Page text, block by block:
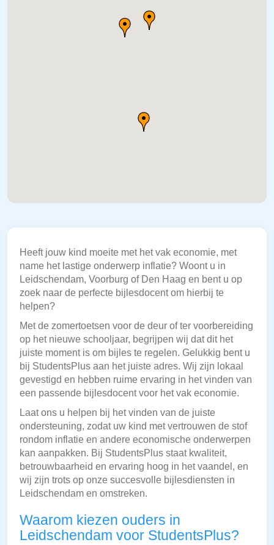
Heeft jouw kind moeite met het vak economie, met
name het lastige onderwerp inflatie? Woont u in
Leidschendam, Voorburg of Den Haag en bent u op
zoek naar de perfecte bijlesdocent om hierbij te
helpen?
Met de zomertoetsen voor de deur of ter voorbereiding
op het nieuwe schooljaar, begrijpen wij dat dit het
juiste moment is om bijles te regelen. Gelukkig bent u
bij StudentsPlus aan het juiste adres. Wij zijn lokaal
gevestigd en hebben ruime ervaring in het vinden van
een passende bijlesdocent voor het vak economie.
Laat ons u helpen bij het vinden van de juiste
ondersteuning, zodat uw kind met vertrouwen de stof
rondom inflatie en andere economische onderwerpen
kan aanpakken. Bij StudentsPlus staat kwaliteit,
betrouwbaarheid en ervaring hoog in het vaandel, en
wij zijn trots op onze succesvolle bijlesdiensten in
Leidschendam en omstreken.
Waarom kiezen ouders in
Leidschendam voor StudentsPlus?